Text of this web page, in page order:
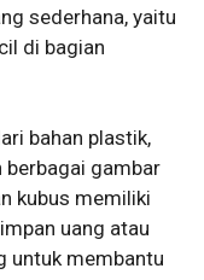
sederhana, yaitu
di bagian
bahan plastik,
berbagai gambar
kubus memiliki
uang atau
untuk membantu